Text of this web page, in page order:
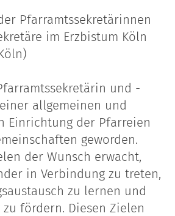
Pfarramtssekretärinnen
im Erzbistum Köln
und -
allgemeinen und
Einrichtung der Pfarreien
geworden.
der Wunsch erwacht,
in Verbindung zu treten,
zu lernen und
fördern. Diesen Zielen